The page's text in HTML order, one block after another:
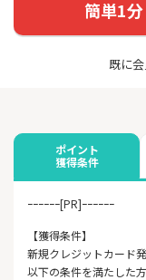
簡単1
既に
ポイント
獲得条件
ｰｰｰｰｰｰ[PR]ｰｰｰｰｰｰ
【獲得条件】
新規クレジットカード
以下の条件を満たした方